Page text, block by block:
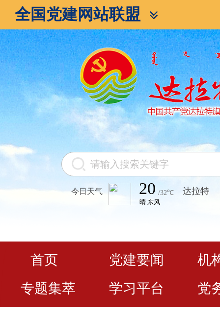
全国党建网站联盟
今日天气
首页 党建要闻
机
专题集萃
学习平台 党